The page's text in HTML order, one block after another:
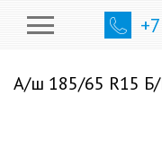
А/ш 185/65 R15